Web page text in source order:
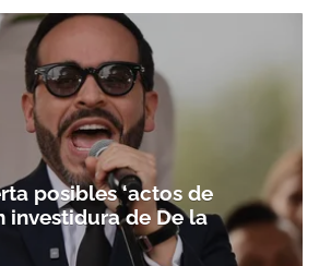
posibles ‘actos de
investidura de De la